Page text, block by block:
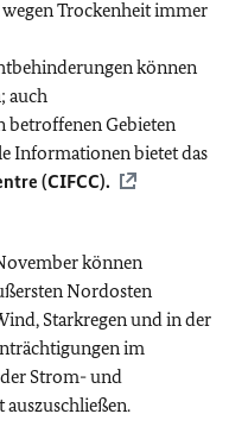
Trockenheit immer
können
auch
betroffenen Gebieten
Informationen bietet das
(CIFCC).
können
Nordosten
Starkregen und in der
im
Strom- und